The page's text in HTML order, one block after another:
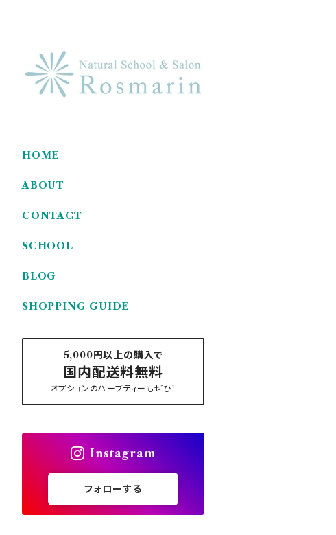
HOME
ABOUT
CONTACT
SCHOOL
BLOG
SHOPPING GUIDE
5,000円以上の購入で
国内配送料無料
オプションのハーブティーもぜひ！
Instagram
フォローする